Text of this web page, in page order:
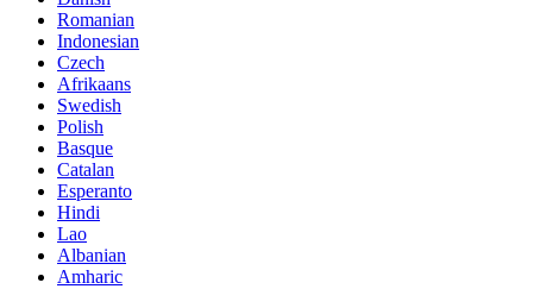
Romanian
Indonesian
Czech
Afrikaans
Swedish
Polish
Basque
Catalan
Esperanto
Hindi
Lao
Albanian
Amharic